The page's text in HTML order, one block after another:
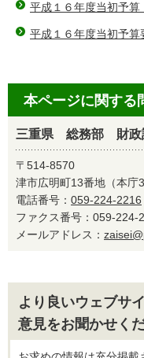
平成１６年度当初予算
平成１６年度当初予算
本ページに関する
三重県 総務部 財
〒514-8570
津市広明町13番地（本庁3
電話番号： 059-224-2216
ファクス番号：059-
メールアドレス：
より良いウェブサ
意見をお聞かせく